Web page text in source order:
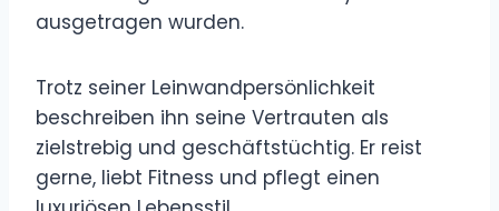
ausgetragen wurden.
Trotz seiner Leinwandpersönlichkeit
beschreiben ihn seine Vertrauten als
zielstrebig und geschäftstüchtig. Er reist
gerne, liebt Fitness und pflegt einen